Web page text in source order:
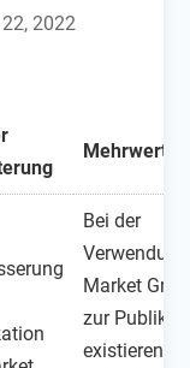
2022
Mehrwert
Bei der
Market
zur
existieren